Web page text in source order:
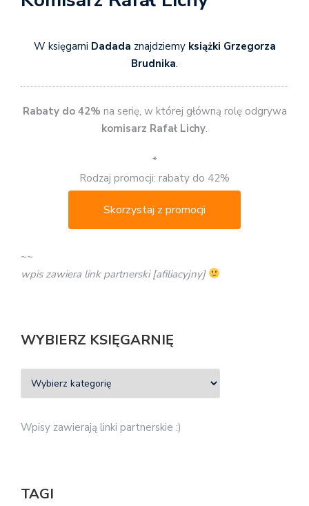
W księgarni Dadada znajdziemy książki Grzegorza
Brudnika.
Rabaty do 42% na serię, w której główną rolę odgrywa
komisarz Rafał Lichy.
*
Rodzaj promocji: rabaty do 42%
Skorzystaj z promocji
~~
wpis zawiera link partnerski [afiliacyjny]
WYBIERZ KSIĘGARNIĘ
Wpisy zawierają linki partnerskie :)
TAGI